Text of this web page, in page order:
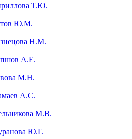
Т.Ю.
Ю.М.
Н.М.
А.Е.
М.Н.
А.С.
М.В.
Ю.Г.